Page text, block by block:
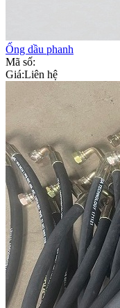
Ống dầu phanh
Mã số:
Giá:Liên hệ